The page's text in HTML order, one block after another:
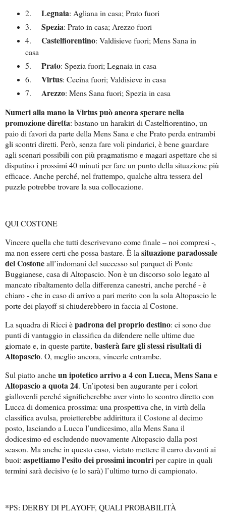
2.
Legnaia: Agliana in casa; Prato fuori
3.
Spezia: Prato in casa; Arezzo fuori
4.
Castelfiorentino: Valdisieve fuori; Mens Sana in
casa
5.
Prato: Spezia fuori; Legnaia in casa
6.
Virtus: Cecina fuori; Valdisieve in casa
7.
Arezzo: Mens Sana fuori; Spezia in casa
Numeri alla mano la Virtus può ancora sperare nella
promozione diretta: bastano un harakiri di Castelfiorentino, un
paio di favori da parte della Mens Sana e che Prato perda entrambi
gli scontri diretti. Però, senza fare voli pindarici, è bene guardare
agli scenari possibili con più pragmatismo e magari aspettare che si
disputino i prossimi 40 minuti per fare un punto della situazione più
efficace. Anche perché, nel frattempo, qualche altra tessera del
puzzle potrebbe trovare la sua collocazione.
QUI COSTONE
Vincere quella che tutti descrivevano come finale – noi compresi -,
ma non essere certi che possa bastare. È la situazione paradossale
del Costoneall’indomani del successo sul parquet di Ponte
Buggianese, casa di Altopascio. Non è un discorso solo legato al
mancato ribaltamento della differenza canestri, anche perché - è
chiaro - che in caso di arrivo a pari merito con la sola Altopascio le
porte dei playoff si chiuderebbero in faccia al Costone.
La squadra di Ricci èpadrona del proprio destino: ci sono due
punti di vantaggio in classifica da difendere nelle ultime due
giornate e, in queste partite, basterà fare gli stessi risultati di
Altopascio. O, meglio ancora, vincerle entrambe.
Sul piatto ancheun ipotetico arrivo a 4 con Lucca, Mens Sana e
Altopascio a quota 24. Un’ipotesi ben augurante per i colori
gialloverdi perché significherebbe aver vinto lo scontro diretto con
Lucca di domenica prossima: una prospettiva che, in virtù della
classifica avulsa, proietterebbe addirittura il Costone al decimo
posto, lasciando a Lucca l’undicesimo, alla Mens Sana il
dodicesimo ed escludendo nuovamente Altopascio dalla post
season. Ma anche in questo caso, vietato mettere il carro davanti ai
buoi: aspettiamo l’esito dei prossimi incontriper capire in quali
termini sarà decisivo (e lo sarà) l’ultimo turno di campionato.
*PS: DERBY DI PLAYOFF, QUALI PROBABILITÀ